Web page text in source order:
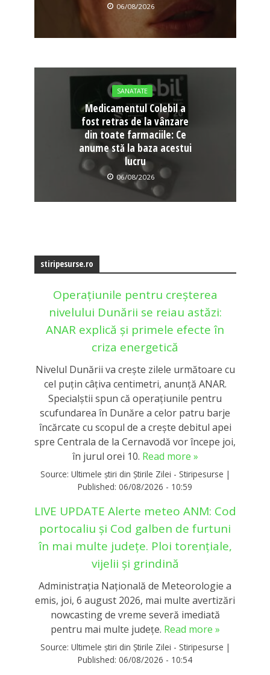
06/08/2026
SANATATE
Medicamentul Colebil a
fost retras de la vânzare
din toate farmaciile: Ce
anume stă la baza acestui
lucru
06/08/2026
stiripesurse.ro
Operațiunile pentru creșterea
nivelului Dunării se reiau astăzi:
ANAR explică și primele efecte în
criza energetică
Nivelul Dunării va crește zilele următoare cu
cel puțin câțiva centimetri, anunță ANAR.
Specialștii spun că operaţiunile pentru
scufundarea în Dunăre a celor patru barje
încărcate cu scopul de a creşte debitul apei
spre Centrala de la Cernavodă vor începe joi,
în jurul orei 10. Read more »
Source: Ultimele știri din Știrile Zilei - Stiripesurse |
Published: 06/08/2026 - 10:59
LIVE UPDATE Alerte meteo ANM: Cod
portocaliu și Cod galben de furtuni
în mai multe județe. Ploi torențiale,
vijelii și grindină
Administrația Națională de Meteorologie a
emis, joi, 6 august 2026, mai multe avertizări
nowcasting de vreme severă imediată
pentru mai multe județe. Read more »
Source: Ultimele știri din Știrile Zilei - Stiripesurse |
Published: 06/08/2026 - 10:54